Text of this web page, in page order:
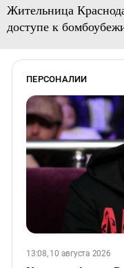
Жительница
доступе к
ПЕРСОНАЛИИ
13:08, 10 августа 2026